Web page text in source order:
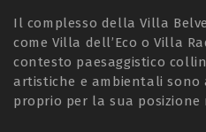
Il complesso della Villa
come Villa dell’Eco o Villa
contesto paesaggistico
artistiche e ambientali sono
proprio per la sua posizione